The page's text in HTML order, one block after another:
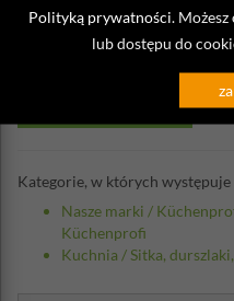
Polityką prywatności .
lub dostępu do
Opinie o
odcedzania
Kategorie, w których
Nasze marki /
Küchenprofi
Kuchnia /Sitka,